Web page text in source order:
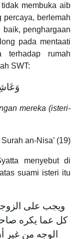
membuka aib
percaya, berlemah
baik, penghargaan
pada mentaati
terhadap rumah
SWT:
mereka (isteri-
Surah an-Nisa’ (19)
menyebut di
suami isteri itu
‌ويجب ‌على
كل عما يكره
الوجه من غير